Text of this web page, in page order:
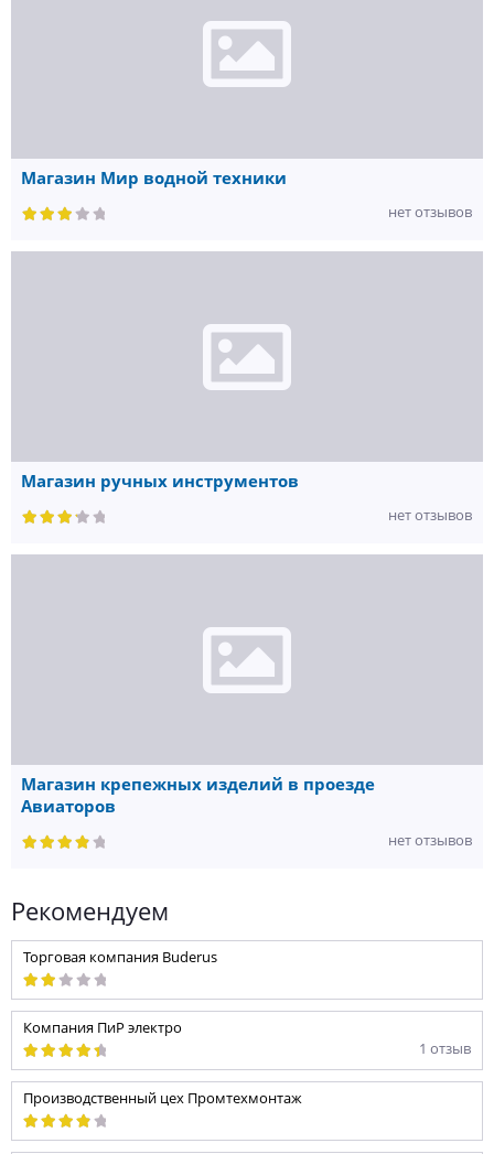
Магазин Мир водной техники
нет отзывов
Магазин ручных инструментов
нет отзывов
Магазин крепежных изделий в проезде
Авиаторов
нет отзывов
Рекомендуем
Торговая компания Buderus
Компания ПиР электро
1 отзыв
Производственный цех Промтехмонтаж